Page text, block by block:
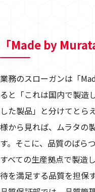
「Made by
業務のスローガンは「
ると「これは国内で製造
した製品」と分けてとら
様から見れば、ムラタの
す。そこに、品質のばら
すべての生産拠点で製造
待を満足する品質を担保